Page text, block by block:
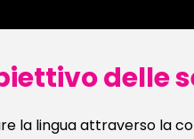
delle
la lingua attraverso la